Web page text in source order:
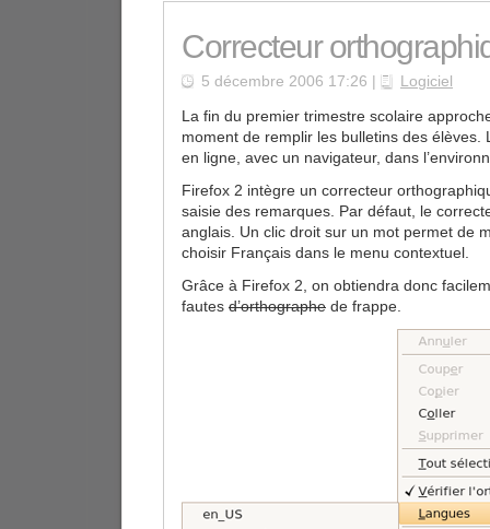
Correcteur
5 décembre 2006 17:26 | Logiciel
La fin du premier trimestre scolaire
moment de remplir les bulletins des élèves.
en ligne, avec un navigateur, dans
Firefox 2 intègre un correcteur
saisie des remarques. Par défaut, le
anglais. Un clic droit sur un mot permet de
choisir Français dans le menu contextuel.
Grâce à Firefox 2, on obtiendra donc
fautes d’orthographe de frappe.